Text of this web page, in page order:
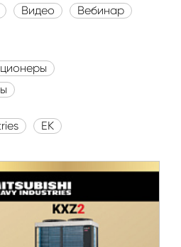
Видео
Вебинар
EK
линейку VRF-систем